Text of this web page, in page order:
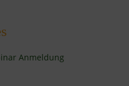
Anmeldung